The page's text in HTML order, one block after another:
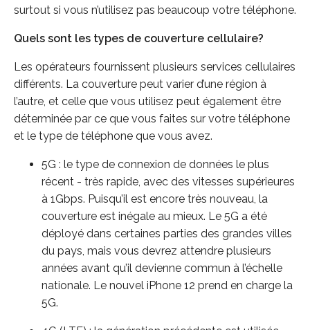
surtout si vous n’utilisez pas beaucoup votre téléphone.
Quels sont les types de couverture cellulaire?
Les opérateurs fournissent plusieurs services cellulaires
différents. La couverture peut varier d’une région à
l’autre, et celle que vous utilisez peut également être
déterminée par ce que vous faites sur votre téléphone
et le type de téléphone que vous avez.
5G : le type de connexion de données le plus
récent - très rapide, avec des vitesses supérieures
à 1Gbps. Puisqu’il est encore très nouveau, la
couverture est inégale au mieux. Le 5G a été
déployé dans certaines parties des grandes villes
du pays, mais vous devrez attendre plusieurs
années avant qu’il devienne commun à l’échelle
nationale. Le nouvel iPhone 12 prend en charge la
5G.